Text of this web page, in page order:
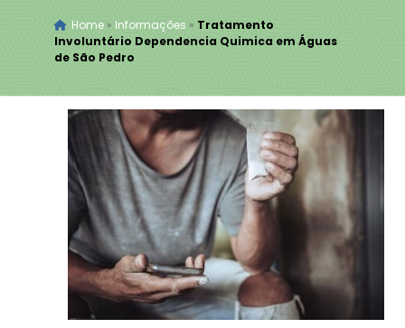
Home» Informações » Tratamento
Involuntário Dependencia Quimica em Águas
de São Pedro